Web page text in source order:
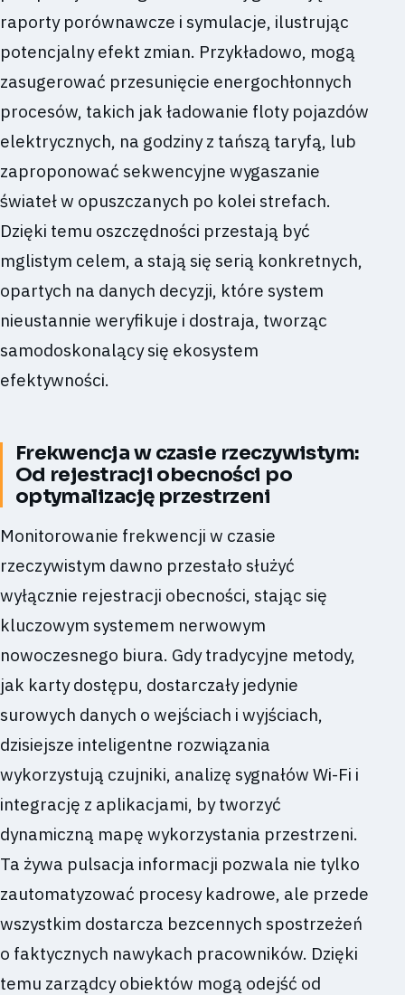
raporty porównawcze i symulacje, ilustrując
potencjalny efekt zmian. Przykładowo, mogą
zasugerować przesunięcie energochłonnych
procesów, takich jak ładowanie floty pojazdów
elektrycznych, na godziny z tańszą taryfą, lub
zaproponować sekwencyjne wygaszanie
świateł w opuszczanych po kolei strefach.
Dzięki temu oszczędności przestają być
mglistym celem, a stają się serią konkretnych,
opartych na danych decyzji, które system
nieustannie weryfikuje i dostraja, tworząc
samodoskonalący się ekosystem
efektywności.
Frekwencja w czasie rzeczywistym:
Od rejestracji obecności po
optymalizację przestrzeni
Monitorowanie frekwencji w czasie
rzeczywistym dawno przestało służyć
wyłącznie rejestracji obecności, stając się
kluczowym systemem nerwowym
nowoczesnego biura. Gdy tradycyjne metody,
jak karty dostępu, dostarczały jedynie
surowych danych o wejściach i wyjściach,
dzisiejsze inteligentne rozwiązania
wykorzystują czujniki, analizę sygnałów Wi-Fi i
integrację z aplikacjami, by tworzyć
dynamiczną mapę wykorzystania przestrzeni.
Ta żywa pulsacja informacji pozwala nie tylko
zautomatyzować procesy kadrowe, ale przede
wszystkim dostarcza bezcennych spostrzeżeń
o faktycznych nawykach pracowników. Dzięki
temu zarządcy obiektów mogą odejść od